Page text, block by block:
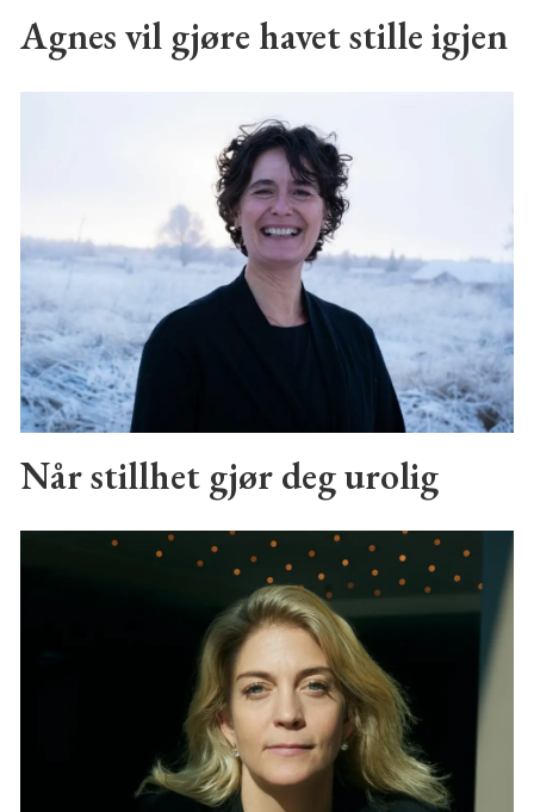
Agnes vil gjøre havet stille igjen
Når stillhet gjør deg urolig